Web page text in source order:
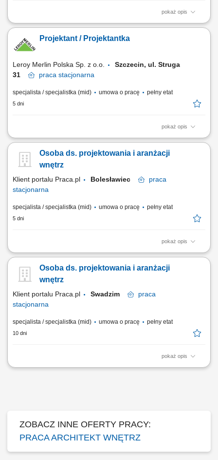
pokaż opis
Jakie zadania na Ciebie czekają? opracowywanie kompleksowych
indywidualnych potrzeb klienta, uwzględniając parametry techniczne,
ergonomię i trendy; prowadzenie spotkań projektowych z klientami,
Projektant / Projektantka
Leroy Merlin Polska Sp. z o.o.
Szczecin, ul. Struga
31
praca stacjonarna
specjalista / specjalistka (mid) umowa o pracę pełny etat
5 dni
pokaż opis
Jakie zadania na Ciebie czekają? opracowywanie kompleksowych
indywidualnych potrzeb klienta, uwzględniając parametry techniczne,
ergonomię i trendy; przygotowywanie kosztorysów oraz zamówień;
Osoba ds. projektowania i aranżacji
wnętrz
Klient portalu Praca.pl Bolesławiec
praca
stacjonarna
specjalista / specjalistka (mid) umowa o pracę pełny etat
5 dni
pokaż opis
przygotowywanie kompleksowych projektów aranżacji wnętrz zgodnie z
wizualizacji projektowych, opracowywanie ofert cenowych i zestawień
produktowych, doradztwo w zakresie funkcjonalnych i estetycznych
Osoba ds. projektowania i aranżacji
wnętrz
Klient portalu Praca.pl Swadzim
praca
stacjonarna
specjalista / specjalistka (mid) umowa o pracę pełny etat
10 dni
pokaż opis
przygotowywanie kompleksowych projektów aranżacji wnętrz zgodnie z
ZOBACZ INNE OFERTY PRACY:
PRACA ARCHITEKT WNĘTRZ